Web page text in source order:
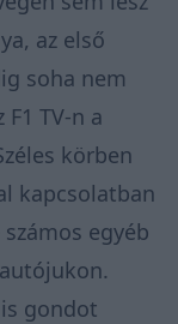
az első
soha nem
TV-n a
körben
kapcsolatban
egyéb
gondot